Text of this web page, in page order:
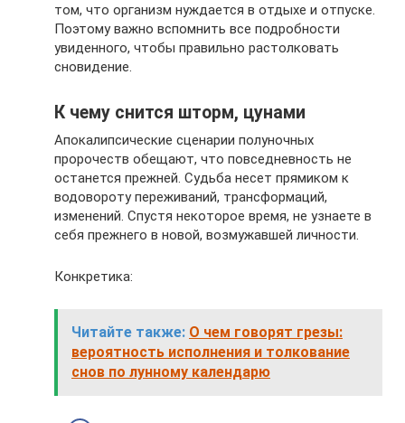
том, что организм нуждается в отдыхе и отпуске.
Поэтому важно вспомнить все подробности
увиденного, чтобы правильно растолковать
сновидение.
К чему снится шторм, цунами
Апокалипсические сценарии полуночных
пророчеств обещают, что повседневность не
останется прежней. Судьба несет прямиком к
водовороту переживаний, трансформаций,
изменений. Спустя некоторое время, не узнаете в
себя прежнего в новой, возмужавшей личности.
Конкретика:
Читайте также: О чем говорят грезы:
вероятность исполнения и толкование
снов по лунному календарю